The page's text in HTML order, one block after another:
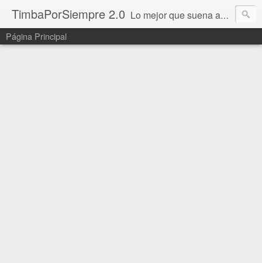
TimbaPorSiempre 2.0 Lo mejor que suena ahora!!!
Página Principal